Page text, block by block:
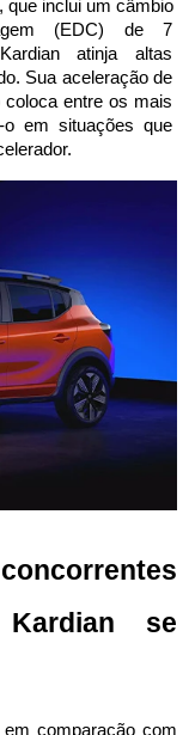
que inclui um câmbio
(EDC) de 7
atinja altas
Sua aceleração de
entre os mais
o em situações que
se
comparação com